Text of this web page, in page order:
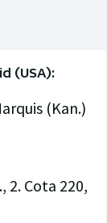
(USA):
(Kan.)
2. Cota 220,